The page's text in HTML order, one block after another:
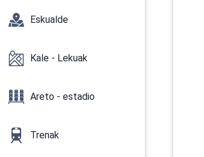
Eskualde
Kale - Lekuak
Areto - estadio
Trenak